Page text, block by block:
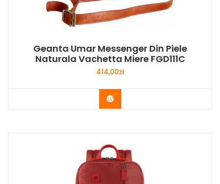
Geanta Umar Messenger Din Piele
Naturala Vachetta Miere FGD111C
414,00zł
Buy Now